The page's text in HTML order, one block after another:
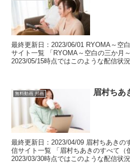
最終更新日：2023/06/01 RYOMA～空
サイト一覧 「RYOMA～空白の三か月
2023/05/15時点ではこのような配信状
無料動画 邦画 眉村ちあ
最終更新日：2023/04/09 眉村ちあきの
信サイト一覧 「眉村ちあきのすべて（
2023/03/30時点ではこのような配信状